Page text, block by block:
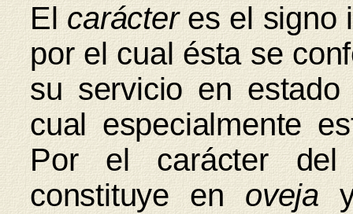
Elcarácteres el signo
por el cual ésta se
su servicio en
cual especialmente
Por el carácter del
constituye enoveja